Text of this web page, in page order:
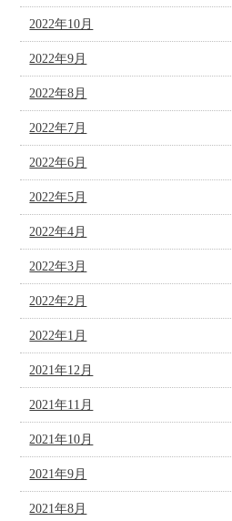
2022年10月
2022年9月
2022年8月
2022年7月
2022年6月
2022年5月
2022年4月
2022年3月
2022年2月
2022年1月
2021年12月
2021年11月
2021年10月
2021年9月
2021年8月